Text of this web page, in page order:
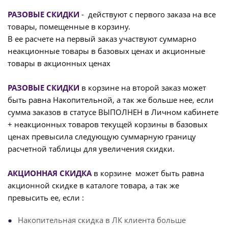
РАЗОВЫЕ СКИДКИ - действуют с первого заказа на все
товары, помещенные в корзину.
В ее расчете на первый заказ участвуют суммарно
неакционные товары в базовых ценах и акционные
товары в акционных ценах
РАЗОВЫЕ СКИДКИ в корзине на второй заказ может
быть равна Накопительной, а так же больше нее, если
сумма заказов в статусе ВЫПОЛНЕН в Личном кабинете
+ неакционных товаров текущей корзины в базовых
ценах превысила следующую суммарную границу
расчетной таблицы для увеличения скидки.
АКЦИОННАЯ СКИДКАв корзине может быть равна
акционной скидке в каталоге товара, а так же
превысить ее, если :
Накопительная скидка в ЛК клиента больше